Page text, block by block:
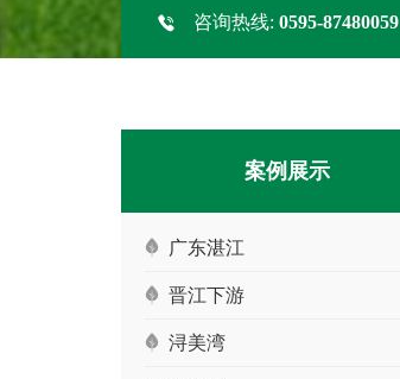
咨询热线: 0595-87480059
案例展示
广东湛江
晋江下游
浔美湾